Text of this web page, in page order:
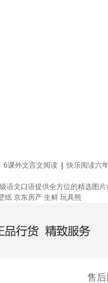
6课外文言文阅读 快乐阅读六
文口语提供全方位的精选图片
纸 京东房产 生鲜 玩具熊
行货，精致服务
售后